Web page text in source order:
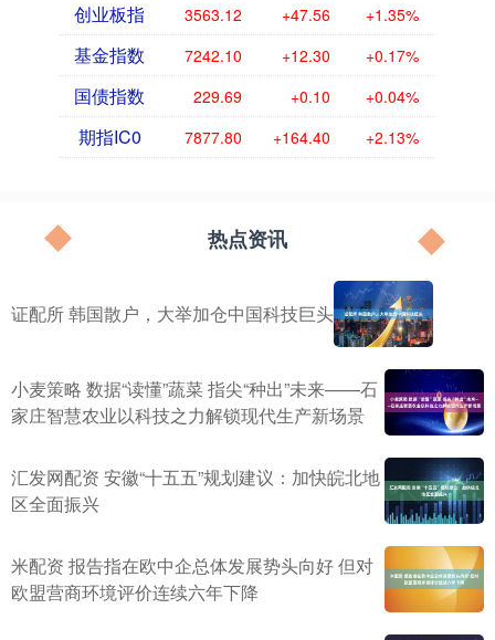
创业板指 3563.12 +47.56 +1.35%
基金指数 7242.10 +12.30 +0.17%
国债指数 229.69 +0.10 +0.04%
期指IC0 7877.80 +164.40 +2.13%
热点资讯
证配所 韩国散户，大举加仓中国科技巨头
小麦策略 数据“读懂”蔬菜 指尖“种出”未来——石
家庄智慧农业以科技之力解锁现代生产新场景
汇发网配资 安徽“十五五”规划建议：加快皖北地
区全面振兴
米配资 报告指在欧中企总体发展势头向好 但对
欧盟营商环境评价连续六年下降